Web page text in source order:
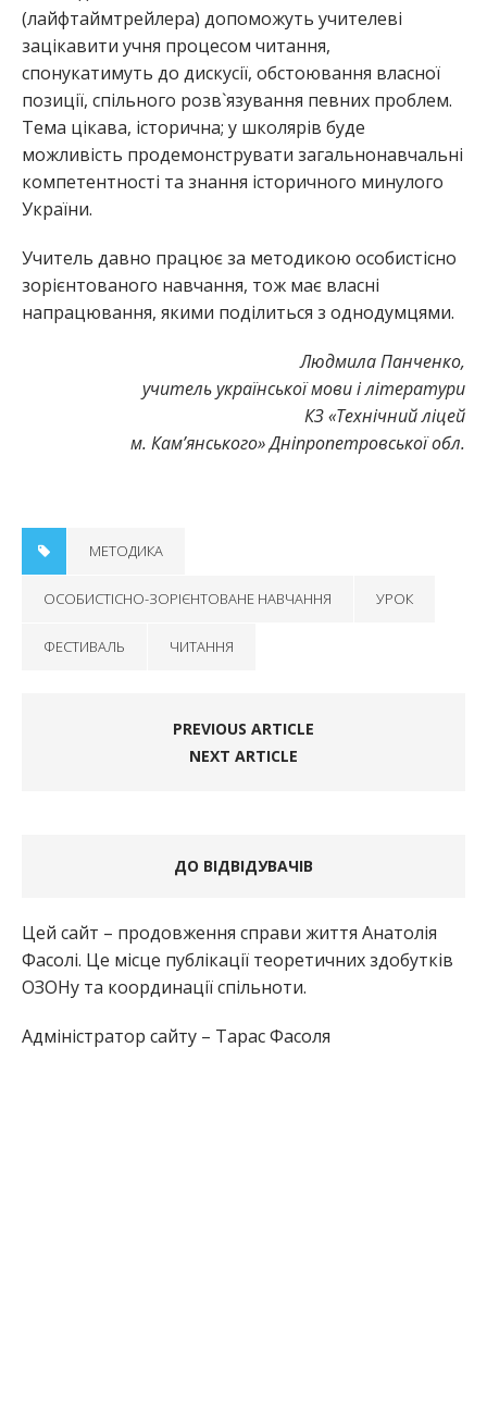
(лайфтаймтрейлера) допоможуть учителеві
зацікавити учня процесом читання,
спонукатимуть до дискусії, обстоювання власної
позиції, спільного розв`язування певних проблем.
Тема цікава, історична; у школярів буде
можливість продемонструвати загальнонавчальні
компетентності та знання історичного минулого
України.
Учитель давно працює за методикою особистісно
зорієнтованого навчання, тож має власні
напрацювання, якими поділиться з однодумцями.
Людмила Панченко,
учитель української мови і літератури
КЗ «Технічний ліцей
м. Кам’янського» Дніпропетровської обл.
МЕТОДИКА
ОСОБИСТІСНО-ЗОРІЄНТОВАНЕ НАВЧАННЯ УРОК
ФЕСТИВАЛЬ ЧИТАННЯ
PREVIOUS ARTICLE
NEXT ARTICLE
ДО ВІДВІДУВАЧІВ
Цей сайт – продовження справи життя Анатолія
Фасолі. Це місце публікації теоретичних здобутків
ОЗОНу та координації спільноти.
Адміністратор сайту – Тарас Фасоля